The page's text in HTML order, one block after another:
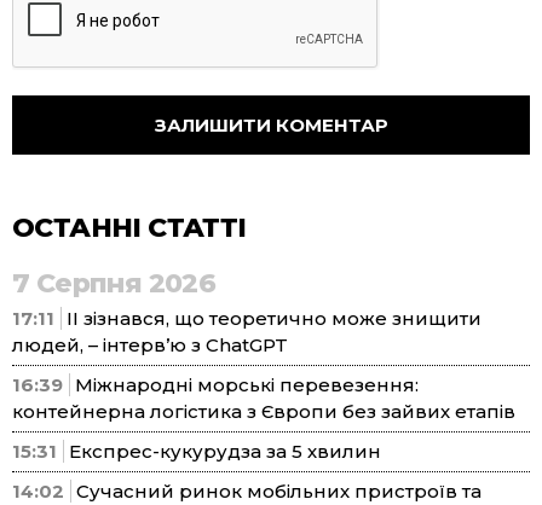
ОСТАННІ СТАТТІ
7 Серпня 2026
17:11
ІІ зізнався, що теоретично може знищити
людей, – інтерв’ю з ChatGPT
16:39 Міжнародні морські перевезення:
контейнерна логістика з Європи без зайвих етапів
15:31
Експрес-кукурудза за 5 хвилин
14:02 Сучасний ринок мобільних пристроїв та